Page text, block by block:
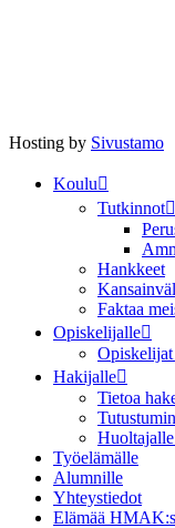
Hosting by Sivustamo
Koulu
Tutkinnot
Hankkeet
Faktaa
Opiskelijalle
Hakijalle
Tietoa
Työelämälle
Alumnille
Yhteystiedot
Elämää